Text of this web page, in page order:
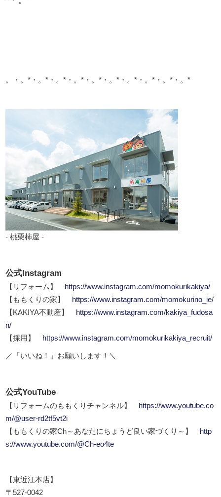
。・。*・。*・。*・。*・。*・。*・。*・。*・。*・。*
- 桃栗柿屋 -
公式Instagram
【リフォーム】
https://www.instagram.com/momokurikakiya/
【ももくりの家】
https://www.instagram.com/momokurino_ie/
【KAKIYA不動産】
https://www.instagram.com/kakiya_fudosa
n/
【採用】
https://www.instagram.com/momokurikakiya_recruit/
／「いいね！」お願いします！＼
公式YouTube
【リフォームのももくりチャンネル】
https://www.youtube.co
m/@user-rd2tf5vt2i
【ももくりの家Ch～あなたにちょうど良い家づくり～】
http
s://www.youtube.com/@Ch-eo4te
【東近江本店】
〒527-0042